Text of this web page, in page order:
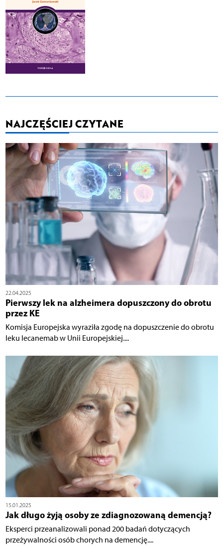
NAJCZĘŚCIEJ CZYTANE
22.04.2025
Pierwszy lek na alzheimera dopuszczony do obrotu
przez KE
Komisja Europejska wyraziła zgodę na dopuszczenie do obrotu
leku lecanemab w Unii Europejskiej....
15.01.2025
Jak długo żyją osoby ze zdiagnozowaną demencją?
Eksperci przeanalizowali ponad 200 badań dotyczących
przeżywalności osób chorych na demencję....